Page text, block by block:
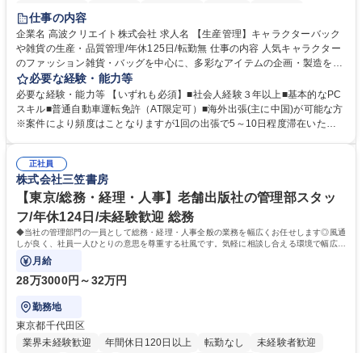
住宅手当あり
完全週休2日制
交通費支給 駅近5分以内 中国語 土日祝休み
仕事の内容
企業名 高波クリエイト株式会社 求人名 【生産管理】キャラクターバック
や雑貨の生産・品質管理/年休125日/転勤無 仕事の内容 人気キャラクター
のファッション雑貨・バッグを中心に、多彩なアイテムの企画・製造を手
掛ける当社にて、自社企画・開発商品の生産管理・品質管理を担当。『か
わいい』を届けるやりがいのあるポジションです。 有名ブランドやキャラ
クターライセンスを活用した商品の企画・開発・販売を行っています。企
画段階から納品まで、商品の製造に関わる全てのプロセスにおいて、生産
元様とのやり取り、輸入関連の書類の管理、国内倉庫での品質チェック、
工場開拓などがございます。 募集職種 【生産管理】キャラクターバック
や雑貨の生産・品質管理/年休125日/転勤無
必要な経験・能力等
必要な経験・能力等 【いずれも必須】■社会人経験３年以上■基本的なPC
スキル■普通自動車運転免許（AT限定可）■海外出張(主に中国)が可能な方
※案件により頻度はことなりますが1回の出張で5～10日程度滞在いただ
め、『コツコツと実直に取り組める方』 ・工場やライセンス元を含む社内
外関係者と友好なコミュニケーションが取れる方 ※折衝は営業担当がメイ
ンで行います。 学歴・資格 学歴：大学院 大学 高専 短大 専修学校 高校 語
学力： 資格：
正社員
株式会社三笠書房
【東京/総務・経理・人事】老舗出版社の管理部スタッ
フ/年休124日/未経験歓迎 総務
◆当社の管理部門の一員として総務・経理・人事全般の業務を幅広くお任せします◎風通
しが良く、社員一人ひとりの意思を尊重する社風です。気軽に相談し合える環境で幅広い
バックオフィス業務を習得いただきます。
月給
28万3000円～32万円
勤務地
東京都千代田区
業界未経験歓迎
年間休日120日以上 転勤なし
未経験者歓迎